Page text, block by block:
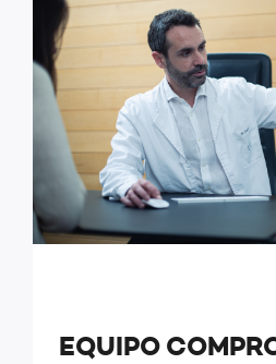
EQUIPO